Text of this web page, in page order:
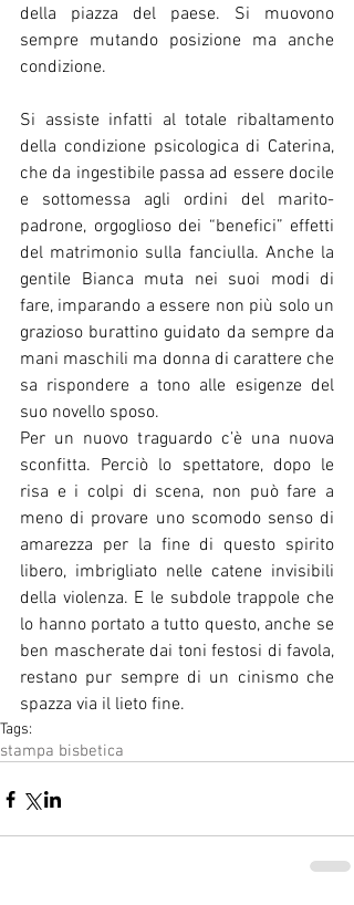
della piazza del paese. Si muovono
sempre mutando posizione ma anche
condizione.
Si assiste infatti al totale ribaltamento
della condizione psicologica di Caterina,
che da ingestibile passa ad essere docile
e sottomessa agli ordini del marito-
padrone, orgoglioso dei “benefici” effetti
del matrimonio sulla fanciulla. Anche la
gentile Bianca muta nei suoi modi di
fare, imparando a essere non più solo un
grazioso burattino guidato da sempre da
mani maschili ma donna di carattere che
sa rispondere a tono alle esigenze del
suo novello sposo.
Per un nuovo traguardo c’è una nuova
sconfitta. Perciò lo spettatore, dopo le
risa e i colpi di scena, non può fare a
meno di provare uno scomodo senso di
amarezza per la fine di questo spirito
libero, imbrigliato nelle catene invisibili
della violenza. E le subdole trappole che
lo hanno portato a tutto questo, anche se
ben mascherate dai toni festosi di favola,
restano pur sempre di un cinismo che
spazza via il lieto fine.
Tags:
stampa bisbetica